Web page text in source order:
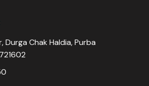
Durga Chak Haldia, Purba